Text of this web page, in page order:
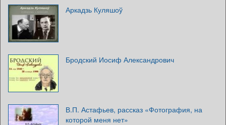
Аркадзь Куляшоў
Бродский Иосиф Александрович
В.П. Астафьев, рассказ «Фотография, на
которой меня нет»